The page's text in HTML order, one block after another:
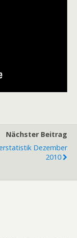
Nächster Beitrag
Dezember
2010